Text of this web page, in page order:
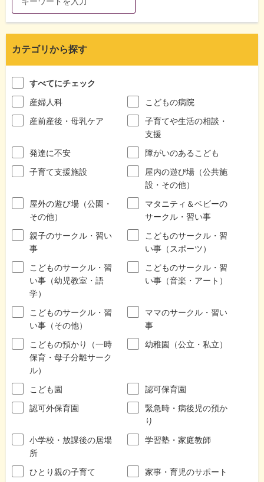
カテゴリから探す
すべてにチェック
産婦人科
こどもの病院
産前産後・母乳ケア
子育てや生活の相談・
支援
発達に不安
障がいのあるこども
子育て支援施設
屋内の遊び場（公共施
設・その他）
屋外の遊び場（公園・
その他）
マタニティ＆ベビーの
サークル・習い事
親子のサークル・習い
事
こどものサークル・習
い事（スポーツ）
こどものサークル・習
い事（幼児教室・語
学）
こどものサークル・習
い事（音楽・アート）
こどものサークル・習
い事（その他）
ママのサークル・習い
事
こどもの預かり（一時
保育・母子分離サーク
ル）
幼稚園（公立・私立）
こども園
認可保育園
認可外保育園
緊急時・病後児の預か
り
小学校・放課後の居場
所
学習塾・家庭教師
ひとり親の子育て 家事・育児のサポート